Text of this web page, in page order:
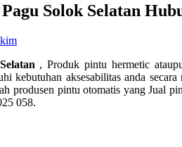
Solok Selatan
, Produk pintu hermetic
kebutuhan aksesabilitas anda
produsen pintu otomatis yang Jual
058.